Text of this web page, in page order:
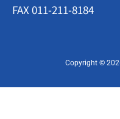
FAX 011-211-8184
Copyright ©